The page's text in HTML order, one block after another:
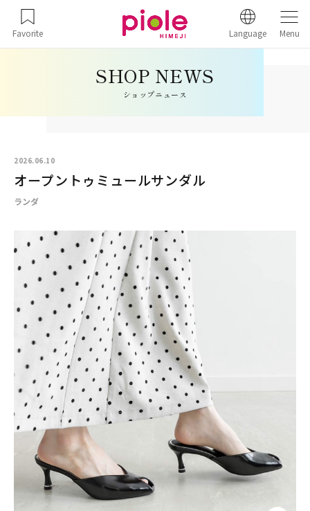
Favorite Language Menu
ショップニュース
2026.06.10
オープントゥミュールサンダル
ランダ